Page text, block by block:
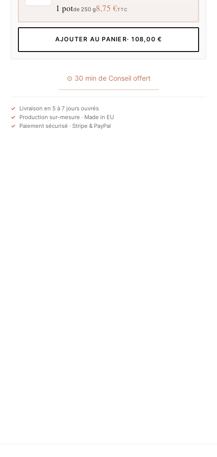
1 potde 250 g8,75 €TTC
AJOUTER AU PANIER· 108,00 €
⊙ 30 min de Conseil offert
Livraison en 5 à 7 jours ouvrés
Production sur-mesure · Made in EU
Paiement sécurisé · Stripe & PayPal